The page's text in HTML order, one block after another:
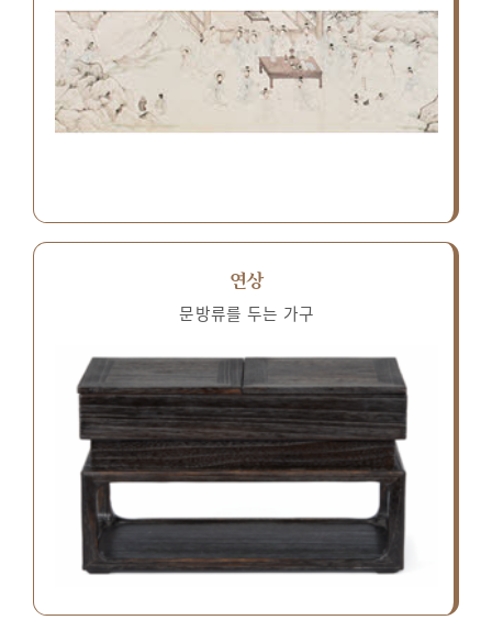
연상
문방류를 두는 가구